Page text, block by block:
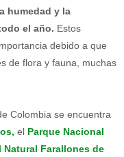
humedad y la
el año. Estos
debido a que
de flora y fauna, muchas
Colombia se encuentra
el Parque Nacional
Natural Farallones de